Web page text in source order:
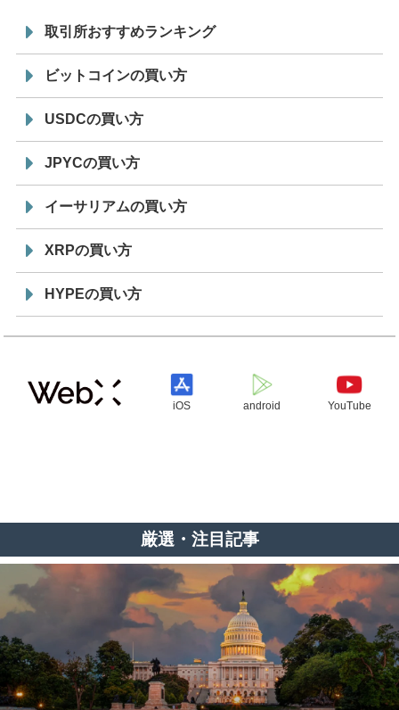
取引所おすすめランキング
ビットコインの買い方
USDCの買い方
JPYCの買い方
イーサリアムの買い方
XRPの買い方
HYPEの買い方
iOS android YouTube
厳選・注目記事